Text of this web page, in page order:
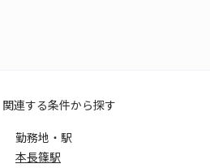
関連する条件から探す
勤務地・駅
本長篠駅